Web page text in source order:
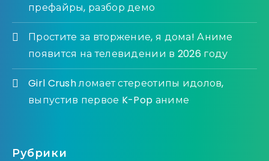
префайры, разбор демо
Простите за вторжение, я дома! Аниме
появится на телевидении в 2026 году
Girl Crush ломает стереотипы идолов,
выпустив первое K-Pop аниме
Рубрики